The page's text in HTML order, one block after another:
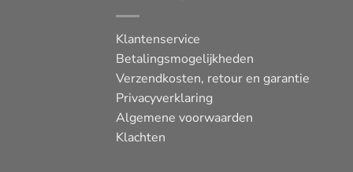
Klantenservice
Betalingsmogelijkheden
Verzendkosten, retour en garantie
Privacyverklaring
Algemene voorwaarden
Klachten